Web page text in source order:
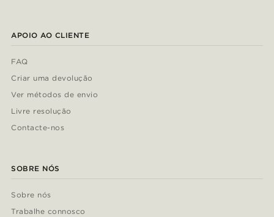
APOIO AO CLIENTE
FAQ
Criar uma devolução
Ver métodos de envio
Livre resolução
Contacte-nos
SOBRE NÓS
Sobre nós
Trabalhe connosco